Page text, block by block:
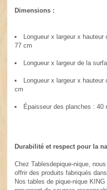
Dimensions :
Longueur x largeur x
77 cm
Longueur x largeur de la
Longueur x largeur x
cm
Épaisseur des planches : 40
Durabilité et respect pour la
Chez Tablesdepique-nique,
offrir des produits fabriqués
Nos tables de pique-nique